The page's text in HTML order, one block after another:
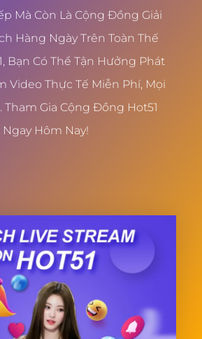
Mà Còn Là Cộng Đồng Giải
Hàng Ngày Trên Toàn Thế
Bạn Có Thể Tận Hưởng Phát
Video Thực Tế Miễn Phí, Mọi
Tham Gia Cộng Đồng Hot51
Ngay Hôm Nay!